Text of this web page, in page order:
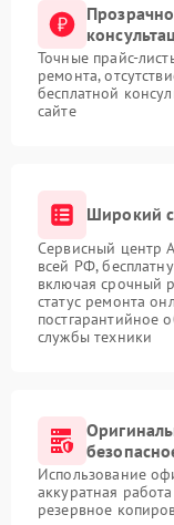
Точные прайс-
ремонта,
бесплатной
сайте
Широкий
Сервисный центр
всей РФ,
включая срочный
статус ремонта
постгарантийное
службы техники
Использование
аккуратная
резервное